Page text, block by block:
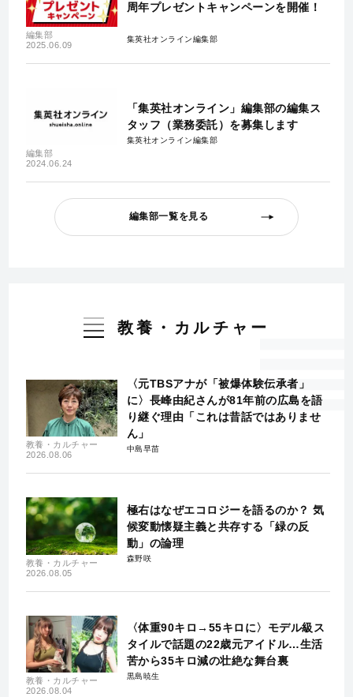
編集部
2025.06.09
周年プレゼントキャンペーンを開催！
集英社オンライン編集部
編集部
2024.06.24
「集英社オンライン」編集部の編集ス
タッフ（業務委託）を募集します
集英社オンライン編集部
編集部一覧を見る
教養・カルチャー
教養・カルチャー
2026.08.06
〈元TBSアナが「被爆体験伝承者」
に〉長峰由紀さんが81年前の広島を語
り継ぐ理由「これは昔話ではありませ
ん」
中島早苗
教養・カルチャー
2026.08.05
極右はなぜエコロジーを語るのか？ 気
候変動懐疑主義と共存する「緑の反
動」の論理
森野咲
教養・カルチャー
2026.08.04
〈体重90キロ→55キロに〉モデル級ス
タイルで話題の22歳元アイドル…生活
苦から35キロ減の壮絶な舞台裏
黒島暁生